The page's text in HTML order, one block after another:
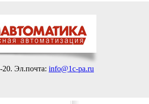
20. Эл.почта: info@1c-pa.ru